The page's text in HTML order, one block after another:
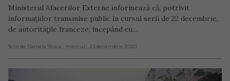
Ministerul Afacerilor Externe informează că, potrivit
informațiilor transmise public în cursul serii de 22 decembrie,
de autoritățile franceze, începând cu…
Scris de Daniela Stoica - miercuri, 23 decembrie 2020